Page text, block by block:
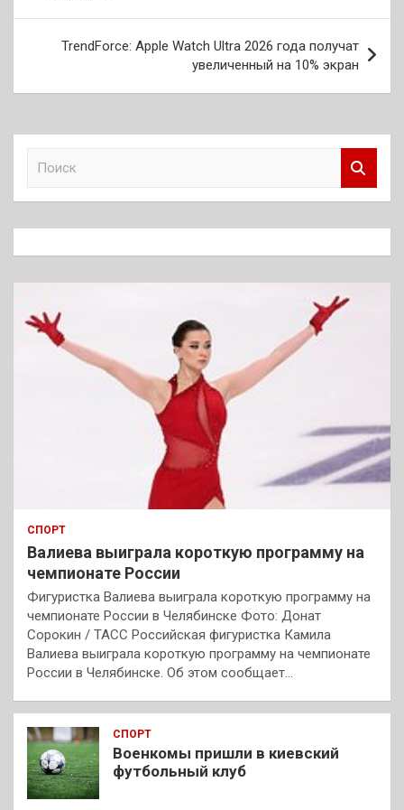
записям
TrendForce: Apple Watch Ultra 2026 года получат
увеличенный на 10% экран
к
СПОРТ
Валиева выиграла короткую программу на
чемпионате России
Фигуристка Валиева выиграла короткую программу на
чемпионате России в Челябинске Фото: Донат
Сорокин / ТАСС Российская фигуристка Камила
Валиева выиграла короткую программу на чемпионате
России в Челябинске. Об этом сообщает…
СПОРТ
Военкомы пришли в киевский
футбольный клуб